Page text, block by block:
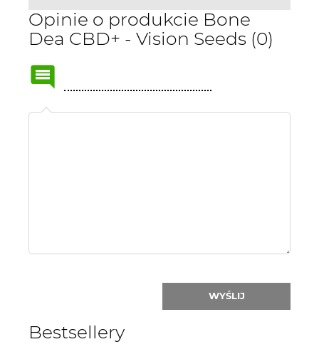
Opinie o produkcie Bone
Dea CBD+ - Vision Seeds (0)
WYŚLIJ
Bestsellery